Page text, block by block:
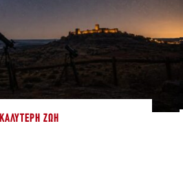
ΚΑΛΎΤΕΡΗ ΖΩΉ